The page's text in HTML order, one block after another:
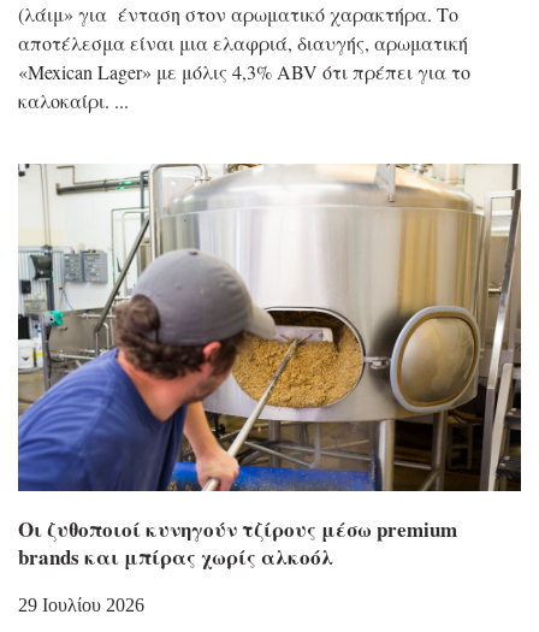
(λάιμ» για ένταση στον αρωματικό χαρακτήρα. Το
αποτέλεσμα είναι μια ελαφριά, διαυγής, αρωματική
«Mexican Lager» με μόλις 4,3% ABV ότι πρέπει για το
καλοκαίρι.
Οι ζυθοποιοί κυνηγούν τζίρους μέσω premium
brands και μπίρας χωρίς αλκοόλ
29 Ιουλίου 2026